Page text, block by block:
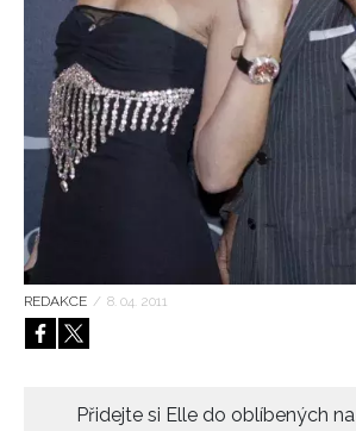
HOME
REDAKCE / 8. 04. 2011
Přidejte si Elle do oblíbených na